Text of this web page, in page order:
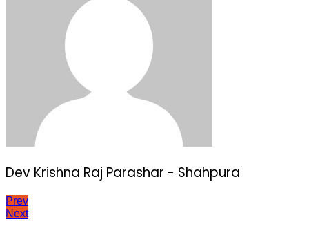
Dev Krishna Raj Parashar - Shahpura
Post
Prev
Next